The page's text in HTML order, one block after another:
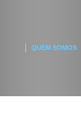
QUEM SOMOS